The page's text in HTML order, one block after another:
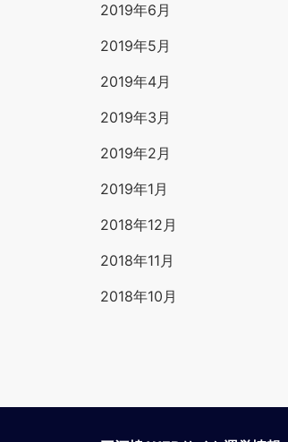
2019年6月
2019年5月
2019年4月
2019年3月
2019年2月
2019年1月
2018年12月
2018年11月
2018年10月